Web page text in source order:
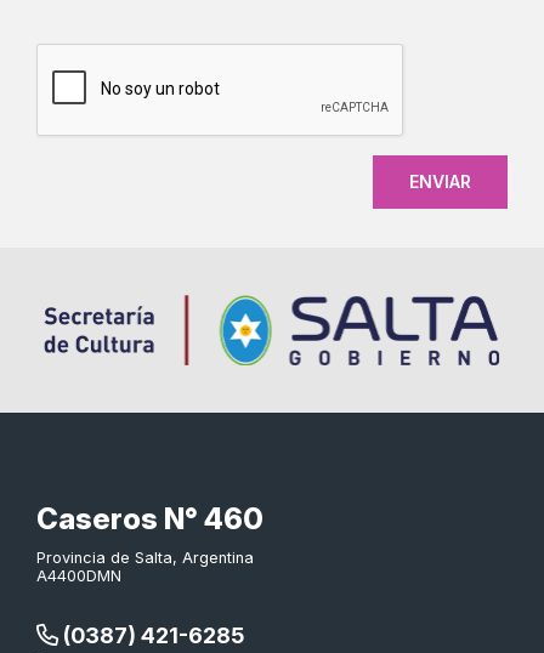
Caseros N° 460
Provincia de Salta, Argentina
A4400DMN
(0387) 421-6285